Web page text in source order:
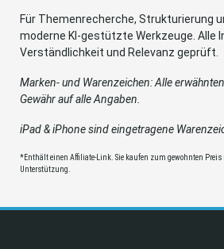
Für Themenrecherche, Strukturierung
moderne KI-gestützte Werkzeuge. Alle
Verständlichkeit und Relevanz geprüft.
Marken- und Warenzeichen: Alle
Gewähr auf alle Angaben.
iPad & iPhone sind eingetragene
*Enthält einen Affiliate-Link. Sie kaufen zum gewohnten
Unterstützung.